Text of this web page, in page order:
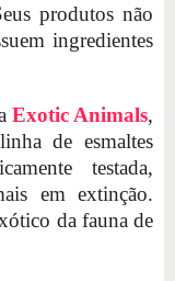
produtos não
ingredientes
Exotic Animals,
de esmaltes
testada,
em extinção.
da fauna de